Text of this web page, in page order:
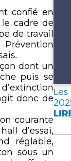
confié en
le cadre de
de travail
dont un
puis se
donc de
courante
d’essai,
réglable,
sous un
: